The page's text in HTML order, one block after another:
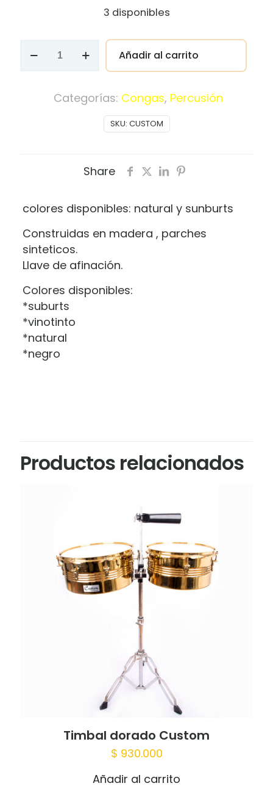
3 disponibles
Custom
Añadir al carrito
SKU: CUSTOM
Categorías: Congas, Percusión
Share
colores disponibles: natural y sunburts
Construidas en madera , parches
sinteticos.
Llave de afinación.
Colores disponibles:
*suburts
*vinotinto
*natural
*negro
Productos relacionados
Timbal dorado Custom
$ 930.000
Añadir al carrito